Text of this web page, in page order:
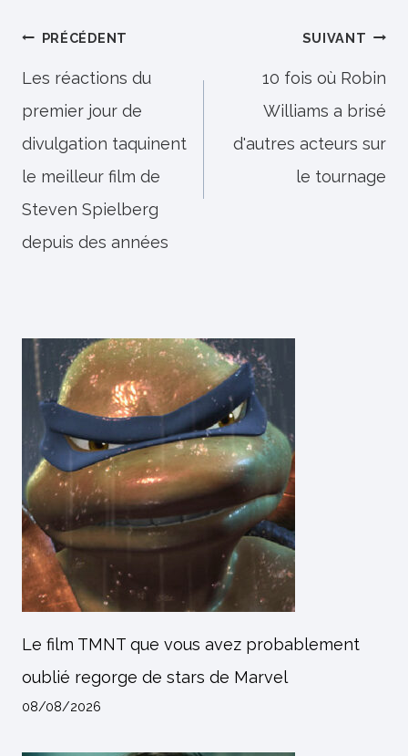
Navigation
de
l’article
PRÉCÉDENT
Les réactions du
premier jour de
divulgation taquinent
le meilleur film de
Steven Spielberg
depuis des années
SUIVANT
10 fois où Robin
Williams a brisé
d'autres acteurs sur
le tournage
Le film TMNT que vous avez probablement
oublié regorge de stars de Marvel
08/08/2026